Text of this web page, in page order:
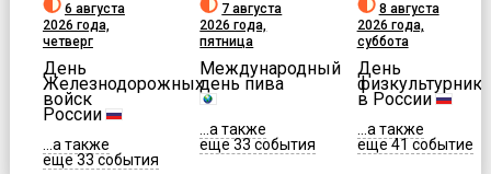
6 августа
2026 года,
четверг
День
Железнодорожных
войск
России
...а также
еще 33 события
7 августа
2026 года,
пятница
Международный
день пива
...а также
еще 33 события
8 августа
2026 года,
суббота
День
физкультурника
в России
...а также
еще 41 событие